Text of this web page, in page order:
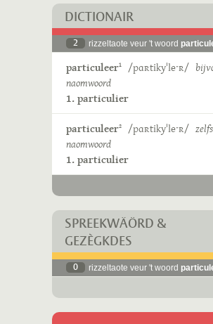
DICTIONAIR
2 rizzeltaote veur 't woord
particuleer1 /pɑʀtikyˈleˑʀ/
naomwoord
1. particulier
particuleer2 /pɑʀtikyˈleˑʀ/
naomwoord
1. particulier
SPREEKWÄÖRD &
GEZÈGKDES
0 rizzeltaote veur 't woord